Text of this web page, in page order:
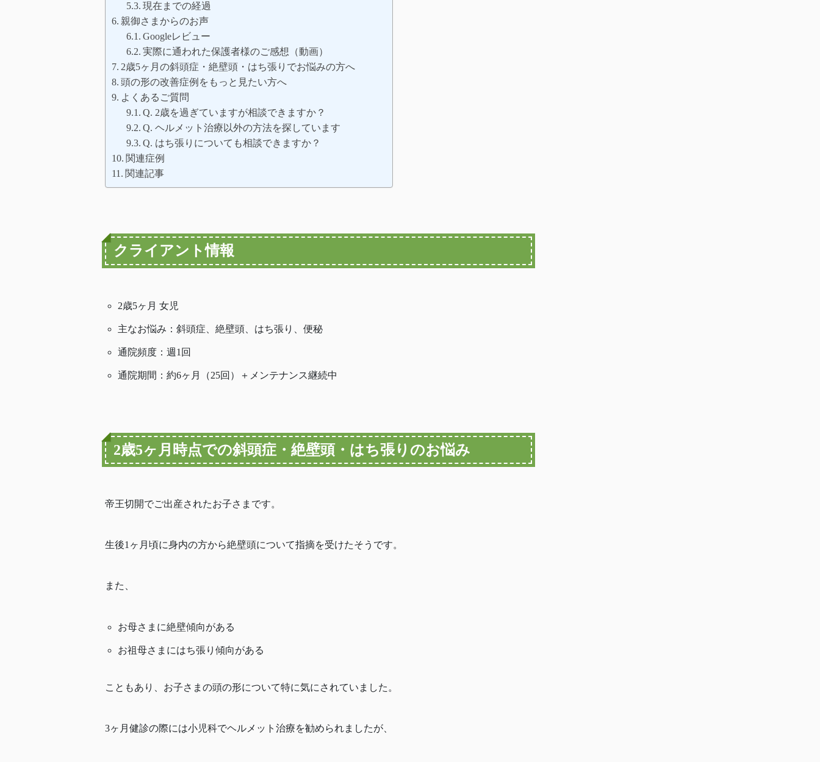
現在までの経過
親御さまからのお声
Googleレビュー
実際に通われた保護者様のご感想（動画）
2歳5ヶ月の斜頭症・絶壁頭・はち張りでお悩みの方へ
頭の形の改善症例をもっと見たい方へ
よくあるご質問
Q. 2歳を過ぎていますが相談できますか？
Q. ヘルメット治療以外の方法を探しています
Q. はち張りについても相談できますか？
関連症例
関連記事
クライアント情報
2歳5ヶ月 女児
主なお悩み：斜頭症、絶壁頭、はち張り、便秘
通院頻度：週1回
通院期間：約6ヶ月（25回）＋メンテナンス継続中
2歳5ヶ月時点での斜頭症・絶壁頭・はち張りのお悩み
帝王切開でご出産されたお子さまです。
生後1ヶ月頃に身内の方から絶壁頭について指摘を受けたそうです。
また、
お母さまに絶壁傾向がある
お祖母さまにはち張り傾向がある
こともあり、お子さまの頭の形について特に気にされていました。
3ヶ月健診の際には小児科でヘルメット治療を勧められましたが、